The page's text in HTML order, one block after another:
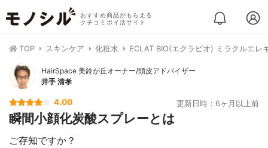
おすすめ商品がもらえる
クチコミポイ活サイト
TOP スキンケア 化粧水 ECLAT BIO(エクラビオ) ミラクルエレ
HairSpace 美鈴が丘オーナー/頭皮アドバイザー
井手 清孝
4.00 更新日時：6ヶ月以上前
瞬間小顔化炭酸スプレーとは
ご存知ですか？